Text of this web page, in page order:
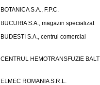
BOTANICA S.A., F.P.C.
BUCURIA S.A., magazin specializat
BUDESTI S.A., centrul comercial
CENTRUL HEMOTRANSFUZIE
ELMEC ROMANIA S.R.L.